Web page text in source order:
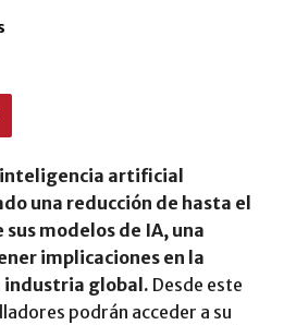
inteligencia artificial
una reducción de hasta el
sus modelos de IA, una
implicaciones en la
global. Desde este
podrán acceder a su